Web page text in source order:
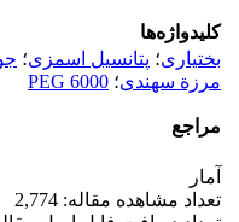
کلیدواژه‌ها
بختیاری؛ پتانسیل اسمزی؛
مرزة سهندی؛ PEG 6000
مراجع
آمار
تعداد مشاهده مقاله: 2,774